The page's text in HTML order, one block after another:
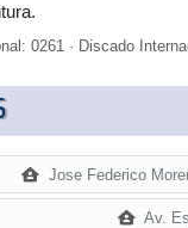
0261 · Discado
Jose Federico
Av.